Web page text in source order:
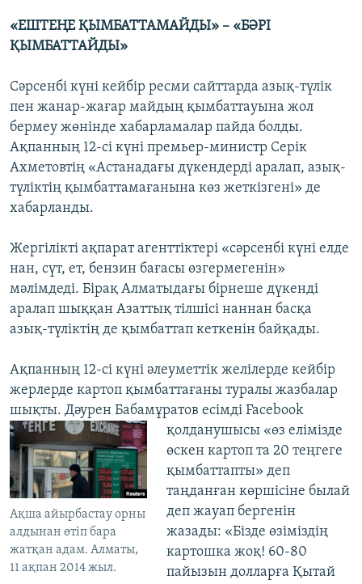
«ЕШТЕҢЕ ҚЫМБАТТАМАЙДЫ» – «БӘРІ
ҚЫМБАТТАЙДЫ»
Сәрсенбі күні кейбір ресми сайттарда азық-түлік
пен жанар-жағар майдың қымбаттауына жол
бермеу жөнінде хабарламалар пайда болды.
Ақпанның 12-сі күні премьер-министр Серік
Ахметовтің «Астанадағы дүкендерді аралап, азық-
түліктің қымбаттамағанына көз жеткізгені» де
хабарланды.
Жергілікті ақпарат агенттіктері «сәрсенбі күні елде
нан, сүт, ет, бензин бағасы өзгермегенін»
мәлімдеді. Бірақ Алматыдағы бірнеше дүкенді
аралап шыққан Азаттық тілшісі наннан басқа
азық-түліктің де қымбаттап кеткенін байқады.
Ақпанның 12-сі күні әлеуметтік желілерде кейбір
жерлерде картоп қымбаттағаны туралы жазбалар
шықты. Дәурен Бабамұратов есімді Facebook
қолданушысы
Ақша айырбастау орны
алдынан өтіп бара
жатқан адам. Алматы,
11 ақпан 2014 жыл.
«өз елімізде
өскен картоп та 20 теңгеге
қымбаттапты» деп
таңданған көршісіне былай
деп жауап бергенін
жазады: «Бізде өзіміздің
картошка жоқ! 60-80
пайызын долларға Қытай